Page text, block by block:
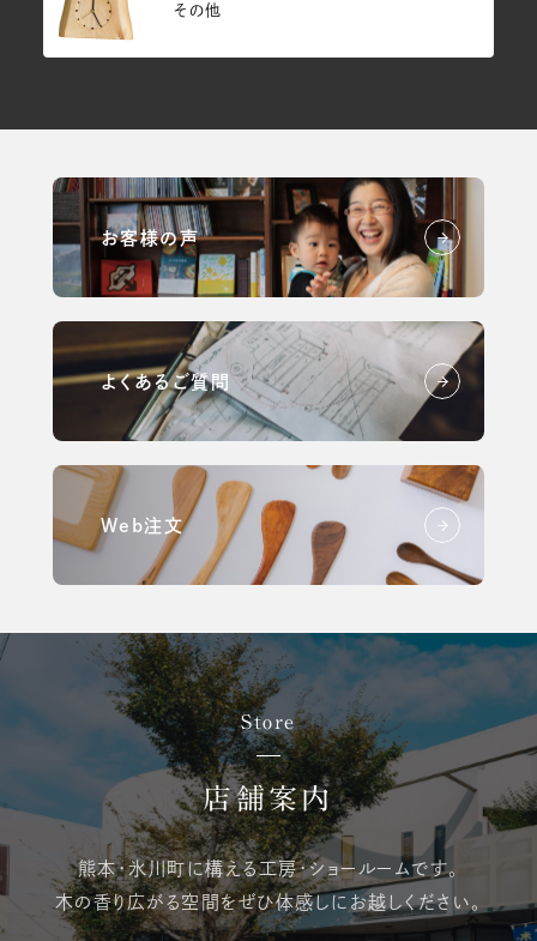
その他
お客様の声
よくあるご質問
Web注文
Store
店舗案内
熊本・氷川町に構える工房・ショールームです。
木の香り広がる空間をぜひ体感しにお越しください。